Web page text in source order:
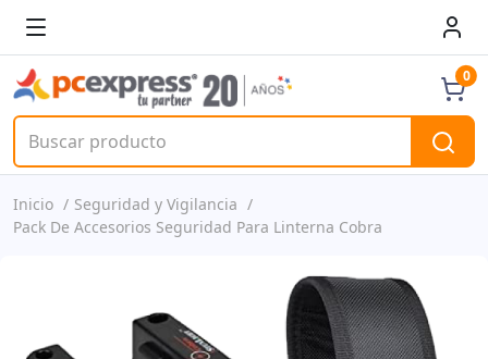
0
Inicio
Seguridad y Vigilancia
Pack De Accesorios Seguridad Para Linterna Cobra